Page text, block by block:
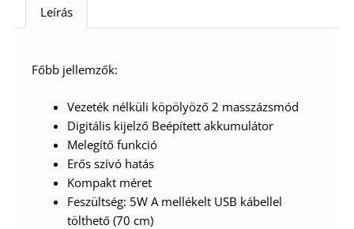
Leírás
Főbb jellemzők:
Vezeték nélküli köpölyöző 2 masszázsmód
Digitális kijelző Beépített akkumulátor
Melegítő funkció
Erős szívó hatás
Kompakt méret
Feszültség: 5W A mellékelt USB kábellel
tölthető (70 cm)